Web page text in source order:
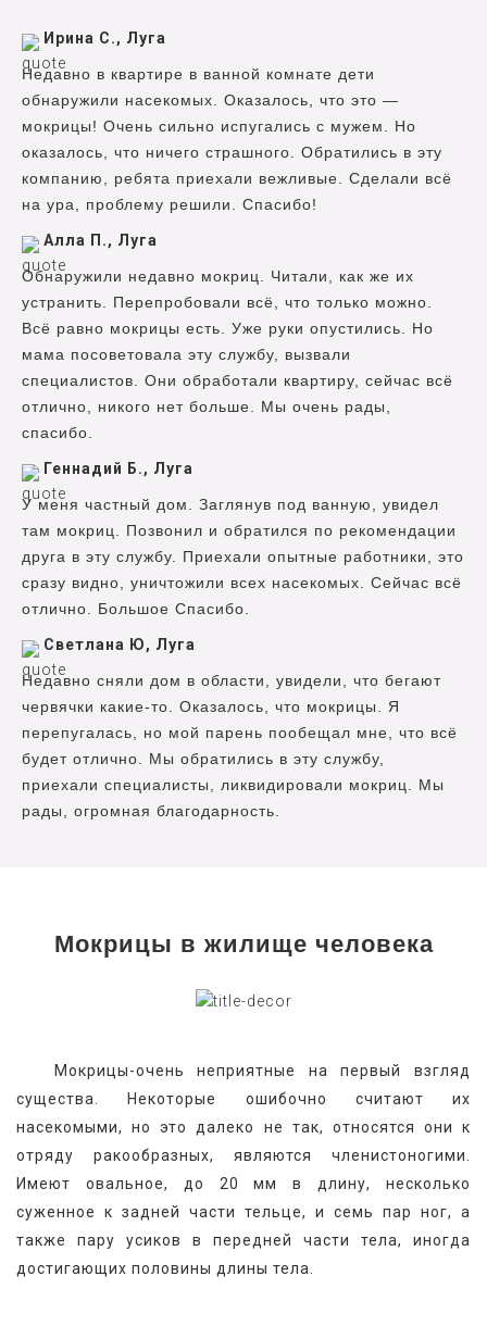
Ирина С., Луга
Недавно в квартире в ванной комнате дети
обнаружили насекомых. Оказалось, что это —
мокрицы! Очень сильно испугались с мужем. Но
оказалось, что ничего страшного. Обратились в эту
компанию, ребята приехали вежливые. Сделали всё
на ура, проблему решили. Спасибо!
Алла П., Луга
Обнаружили недавно мокриц. Читали, как же их
устранить. Перепробовали всё, что только можно.
Всё равно мокрицы есть. Уже руки опустились. Но
мама посоветовала эту службу, вызвали
специалистов. Они обработали квартиру, сейчас всё
отлично, никого нет больше. Мы очень рады,
спасибо.
Геннадий Б., Луга
У меня частный дом. Заглянув под ванную, увидел
там мокриц. Позвонил и обратился по рекомендации
друга в эту службу. Приехали опытные работники, это
сразу видно, уничтожили всех насекомых. Сейчас всё
отлично. Большое Спасибо.
Светлана Ю, Луга
Недавно сняли дом в области, увидели, что бегают
червячки какие-то. Оказалось, что мокрицы. Я
перепугалась, но мой парень пообещал мне, что всё
будет отлично. Мы обратились в эту службу,
приехали специалисты, ликвидировали мокриц. Мы
рады, огромная благодарность.
Мокрицы в жилище человека
Мокрицы-очень неприятные на первый взгляд
существа. Некоторые ошибочно считают их
насекомыми, но это далеко не так, относятся они к
отряду ракообразных, являются членистоногими.
Имеют овальное, до 20 мм в длину, несколько
суженное к задней части тельце, и семь пар ног, а
также пару усиков в передней части тела, иногда
достигающих половины длины тела.